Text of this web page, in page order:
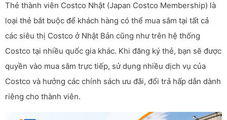
Thẻ thành viên Costco Nhật (Japan Costco Membership) là
loại thẻ bắt buộc để khách hàng có thể mua sắm tại tất cả
các siêu thị Costco ở Nhật Bản cũng như trên hệ thống
Costco tại nhiều quốc gia khác. Khi đăng ký thẻ, bạn sẽ được
quyền vào mua sắm trực tiếp, sử dụng nhiều dịch vụ của
Costco và hưởng các chính sách ưu đãi, đổi trả hấp dẫn dành
riêng cho thành viên.